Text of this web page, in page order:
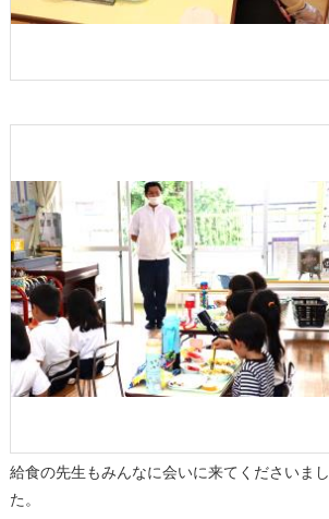
給食の先生もみんなに会いに来てくださいまし
た。